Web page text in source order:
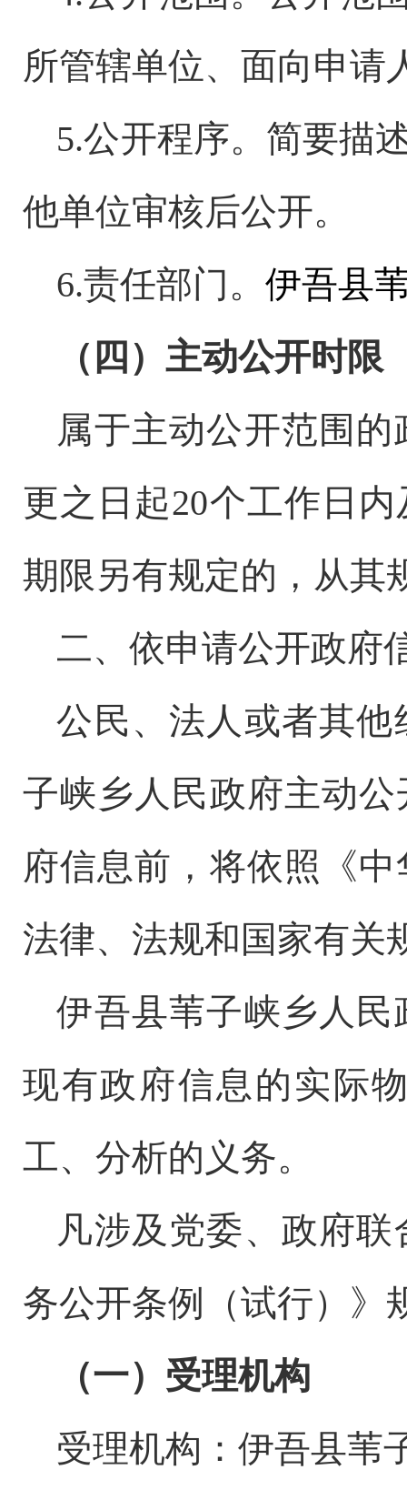
所管辖单位、面向申请
5.公开程序。简要描
他单位审核后公开。
6.责任部门。伊吾县
（四）主动公开时限
属于主动公开范围
更之日起20个工作日
期限另有规定的，从其
二、依申请公开政府
公民、法人或者其
子峡乡人民政府主动
府信息前，将依照《
法律、法规和国家有关
伊吾县苇子峡乡人
现有政府信息的实际
工、分析的义务。
凡涉及党委、政府
务公开条例（试行）》
（一）受理机构
受理机构：伊吾县苇